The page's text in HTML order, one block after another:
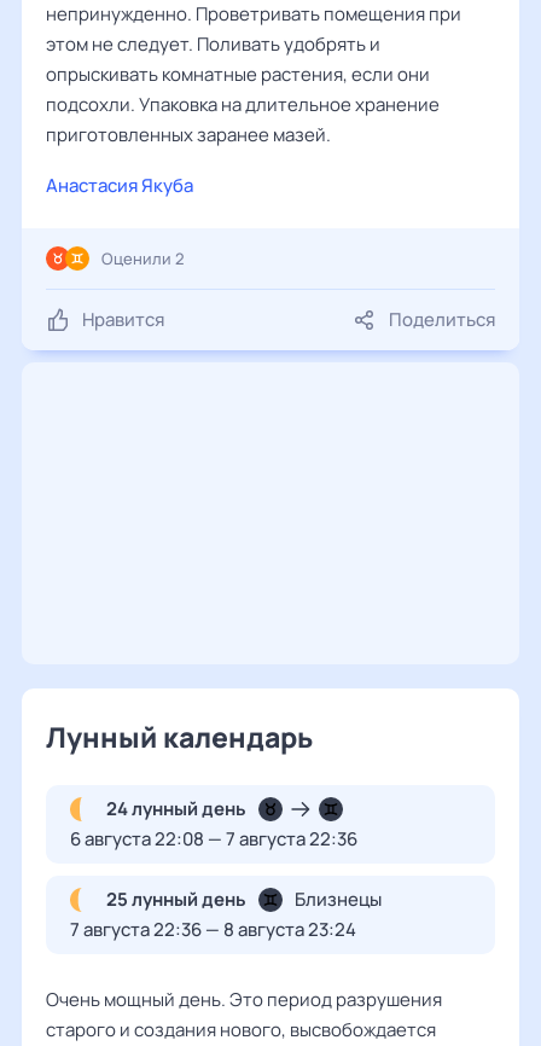
непринужденно. Проветривать помещения при
этом не следует. Поливать удобрять и
опрыскивать комнатные растения, если они
подсохли. Упаковка на длительное хранение
приготовленных заранее мазей.
Анастасия Якуба
Нравится Поделиться
Оценили 2
Лунный календарь
24 лунный день
6 августа 22:08 — 7 августа 22:36
25 лунный день
Близнецы
7 августа 22:36 — 8 августа 23:24
Очень мощный день. Это период разрушения
старого и создания нового, высвобождается